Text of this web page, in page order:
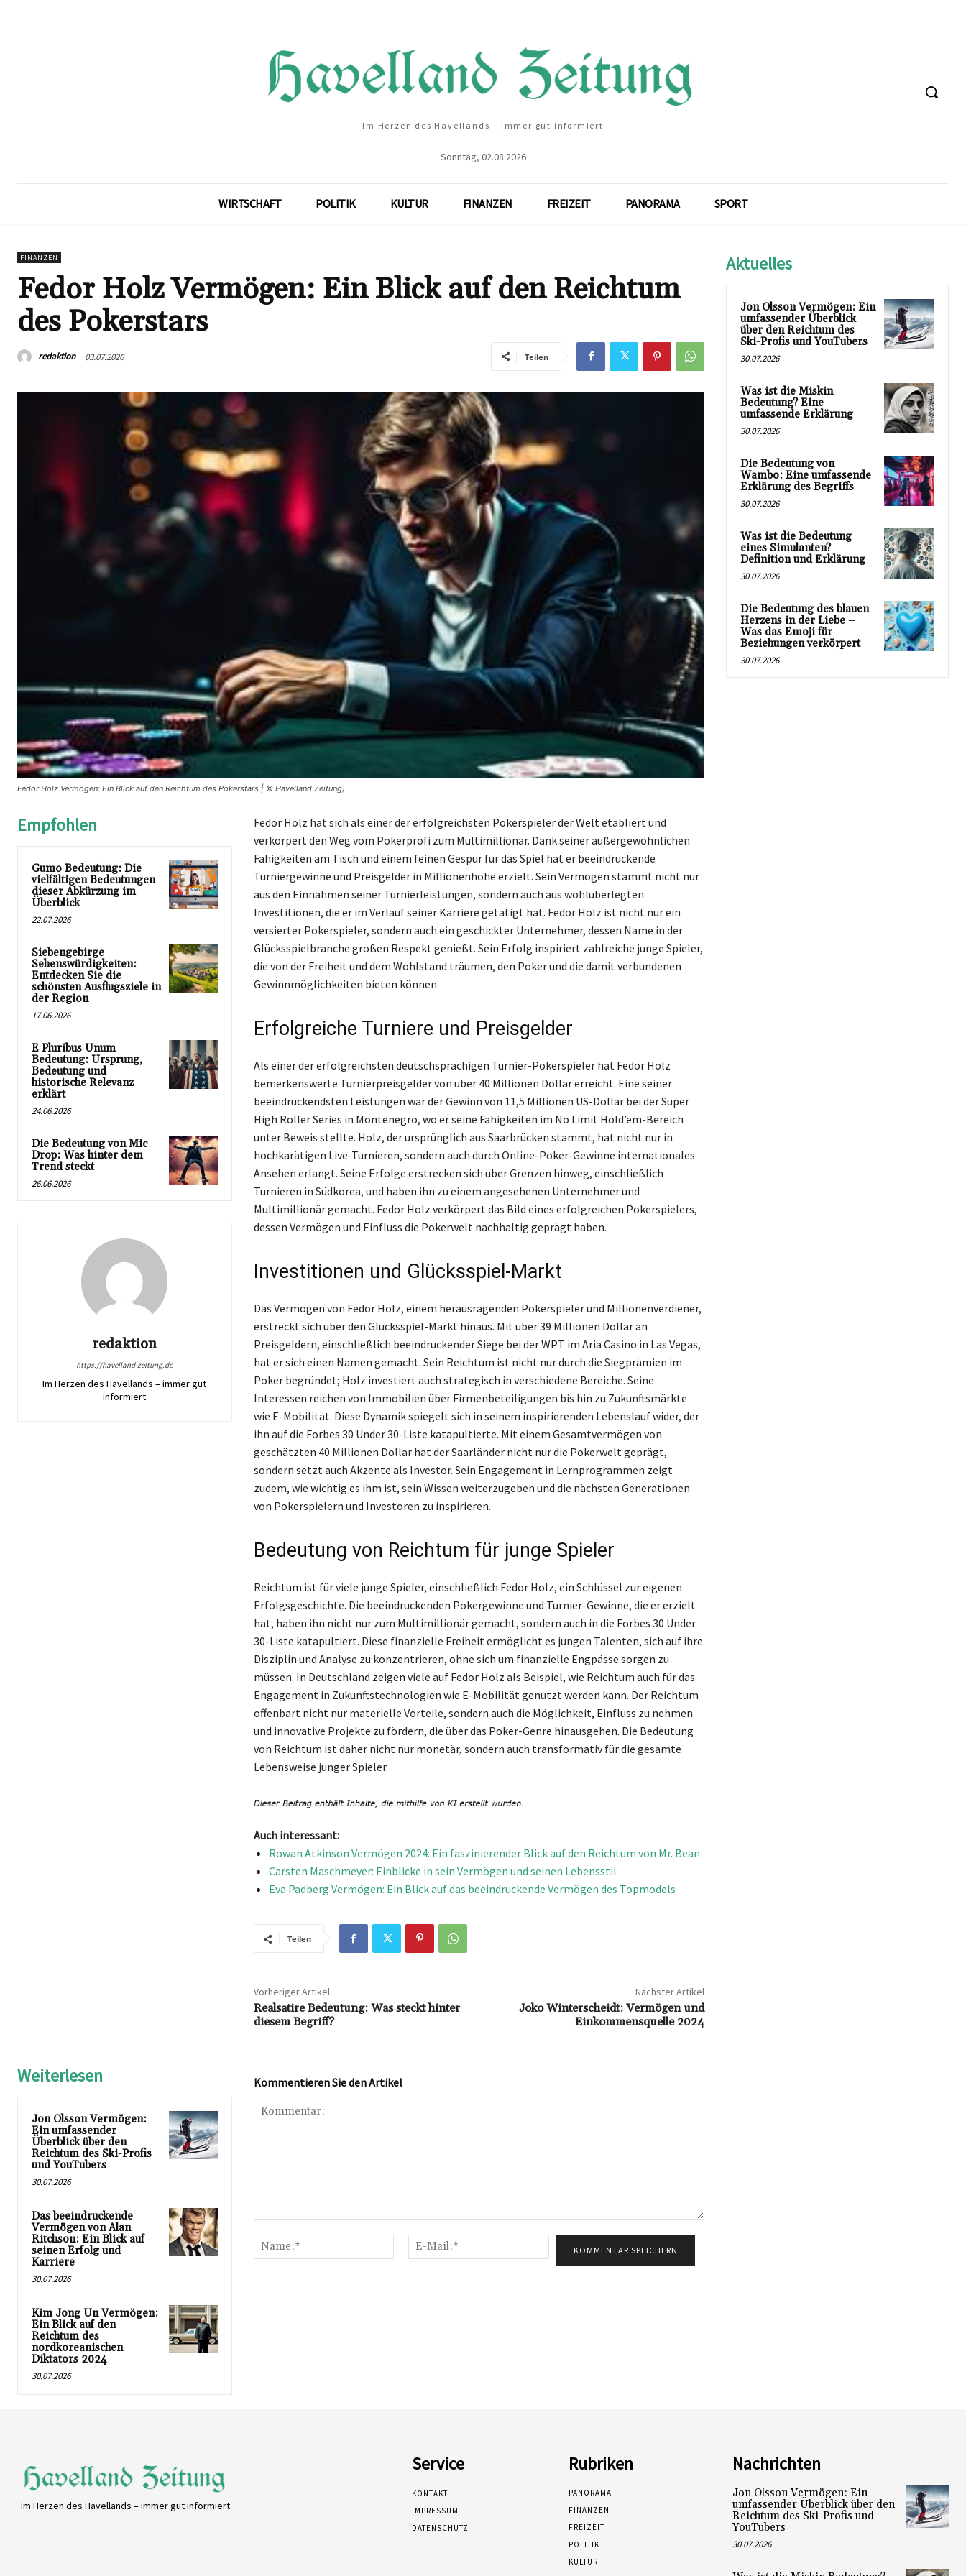
Im Herzen des Havellands – immer gut informiert
Sonntag, 02.08.2026
WIRTSCHAFT POLITIK KULTUR FINANZEN FREIZEIT PANORAMA SPORT
FINANZEN
Fedor Holz Vermögen: Ein Blick auf den Reichtum
des Pokerstars
redaktion 03.07.2026 Teilen
Fedor Holz Vermögen: Ein Blick auf den Reichtum des Pokerstars | © Havelland Zeitung)
Empfohlen
Gumo Bedeutung: Die
vielfältigen Bedeutungen
dieser Abkürzung im
Überblick
22.07.2026
Siebengebirge
Sehenswürdigkeiten:
Entdecken Sie die
schönsten Ausflugsziele in
der Region
17.06.2026
E Pluribus Unum
Bedeutung: Ursprung,
Bedeutung und
historische Relevanz
erklärt
24.06.2026
Die Bedeutung von Mic
Drop: Was hinter dem
Trend steckt
26.06.2026
redaktion
https://havelland-zeitung.de
Im Herzen des Havellands – immer gut
informiert
Fedor Holz hat sich als einer der erfolgreichsten Pokerspieler der Welt etabliert und
verkörpert den Weg vom Pokerprofi zum Multimillionär. Dank seiner außergewöhnlichen
Fähigkeiten am Tisch und einem feinen Gespür für das Spiel hat er beeindruckende
Turniergewinne und Preisgelder in Millionenhöhe erzielt. Sein Vermögen stammt nicht nur
aus den Einnahmen seiner Turnierleistungen, sondern auch aus wohlüberlegten
Investitionen, die er im Verlauf seiner Karriere getätigt hat. Fedor Holz ist nicht nur ein
versierter Pokerspieler, sondern auch ein geschickter Unternehmer, dessen Name in der
Glücksspielbranche großen Respekt genießt. Sein Erfolg inspiriert zahlreiche junge Spieler,
die von der Freiheit und dem Wohlstand träumen, den Poker und die damit verbundenen
Gewinnmöglichkeiten bieten können.
Erfolgreiche Turniere und Preisgelder
Als einer der erfolgreichsten deutschsprachigen Turnier-Pokerspieler hat Fedor Holz
bemerkenswerte Turnierpreisgelder von über 40 Millionen Dollar erreicht. Eine seiner
beeindruckendsten Leistungen war der Gewinn von 11,5 Millionen US-Dollar bei der Super
High Roller Series in Montenegro, wo er seine Fähigkeiten im No Limit Hold’em-Bereich
unter Beweis stellte. Holz, der ursprünglich aus Saarbrücken stammt, hat nicht nur in
hochkarätigen Live-Turnieren, sondern auch durch Online-Poker-Gewinne internationales
Ansehen erlangt. Seine Erfolge erstrecken sich über Grenzen hinweg, einschließlich
Turnieren in Südkorea, und haben ihn zu einem angesehenen Unternehmer und
Multimillionär gemacht. Fedor Holz verkörpert das Bild eines erfolgreichen Pokerspielers,
dessen Vermögen und Einfluss die Pokerwelt nachhaltig geprägt haben.
Investitionen und Glücksspiel-Markt
Das Vermögen von Fedor Holz, einem herausragenden Pokerspieler und Millionenverdiener,
erstreckt sich über den Glücksspiel-Markt hinaus. Mit über 39 Millionen Dollar an
Preisgeldern, einschließlich beeindruckender Siege bei der WPT im Aria Casino in Las Vegas,
hat er sich einen Namen gemacht. Sein Reichtum ist nicht nur durch die Siegprämien im
Poker begründet; Holz investiert auch strategisch in verschiedene Bereiche. Seine
Interessen reichen von Immobilien über Firmenbeteiligungen bis hin zu Zukunftsmärkte
wie E-Mobilität. Diese Dynamik spiegelt sich in seinem inspirierenden Lebenslauf wider, der
ihn auf die Forbes 30 Under 30-Liste katapultierte. Mit einem Gesamtvermögen von
geschätzten 40 Millionen Dollar hat der Saarländer nicht nur die Pokerwelt geprägt,
sondern setzt auch Akzente als Investor. Sein Engagement in Lernprogrammen zeigt
zudem, wie wichtig es ihm ist, sein Wissen weiterzugeben und die nächsten Generationen
von Pokerspielern und Investoren zu inspirieren.
Bedeutung von Reichtum für junge Spieler
Reichtum ist für viele junge Spieler, einschließlich Fedor Holz, ein Schlüssel zur eigenen
Erfolgsgeschichte. Die beeindruckenden Pokergewinne und Turnier-Gewinne, die er erzielt
hat, haben ihn nicht nur zum Multimillionär gemacht, sondern auch in die Forbes 30 Under
30-Liste katapultiert. Diese finanzielle Freiheit ermöglicht es jungen Talenten, sich auf ihre
Disziplin und Analyse zu konzentrieren, ohne sich um finanzielle Engpässe sorgen zu
müssen. In Deutschland zeigen viele auf Fedor Holz als Beispiel, wie Reichtum auch für das
Engagement in Zukunftstechnologien wie E-Mobilität genutzt werden kann. Der Reichtum
offenbart nicht nur materielle Vorteile, sondern auch die Möglichkeit, Einfluss zu nehmen
und innovative Projekte zu fördern, die über das Poker-Genre hinausgehen. Die Bedeutung
von Reichtum ist daher nicht nur monetär, sondern auch transformativ für die gesamte
Lebensweise junger Spieler.
Auch interessant:
Rowan Atkinson Vermögen 2024: Ein faszinierender Blick auf den Reichtum von Mr. Bean
Carsten Maschmeyer: Einblicke in sein Vermögen und seinen Lebensstil
Eva Padberg Vermögen: Ein Blick auf das beeindruckende Vermögen des Topmodels
Teilen
Vorheriger Artikel
Realsatire Bedeutung: Was steckt hinter
diesem Begriff?
Nächster Artikel
Joko Winterscheidt: Vermögen und
Einkommensquelle 2024
Weiterlesen
Jon Olsson Vermögen:
Ein umfassender
Überblick über den
Reichtum des Ski-Profis
und YouTubers
30.07.2026
Das beeindruckende
Vermögen von Alan
Ritchson: Ein Blick auf
seinen Erfolg und
Karriere
30.07.2026
Kim Jong Un Vermögen:
Ein Blick auf den
Reichtum des
nordkoreanischen
Diktators 2024
30.07.2026
Kommentieren Sie den Artikel
Name:*
Mail:*
Aktuelles
Jon Olsson Vermögen: Ein
umfassender Überblick
über den Reichtum des
Ski-Profis und YouTubers
30.07.2026
Was ist die Miskin
Bedeutung? Eine
umfassende Erklärung
30.07.2026
Die Bedeutung von
Wambo: Eine umfassende
Erklärung des Begriffs
30.07.2026
Was ist die Bedeutung
eines Simulanten?
Definition und Erklärung
30.07.2026
Die Bedeutung des blauen
Herzens in der Liebe –
Was das Emoji für
Beziehungen verkörpert
30.07.2026
Im Herzen des Havellands – immer gut informiert
Service
KONTAKT
IMPRESSUM
DATENSCHUTZ
Rubriken
PANORAMA
FINANZEN
FREIZEIT
POLITIK
KULTUR
Nachrichten
Jon Olsson Vermögen: Ein
umfassender Überblick über den
Reichtum des Ski-Profis und
YouTubers
30.07.2026